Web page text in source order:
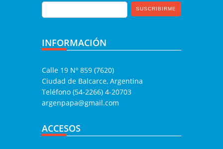
INFORMACIÓN
Calle 19 Nº 859 (7620)
Ciudad de Balcarce, Argentina
Teléfono (54-2266) 4-20703
argenpapa@gmail.com
ACCESOS